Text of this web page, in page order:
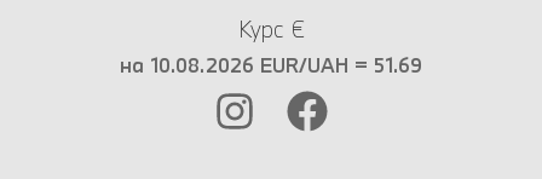
Курс €
на 10.08.2026 EUR/UAH = 51.69